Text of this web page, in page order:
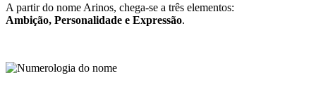
A partir do nome Arinos, chega-se a três elementos:
Ambição, Personalidade e Expressão.